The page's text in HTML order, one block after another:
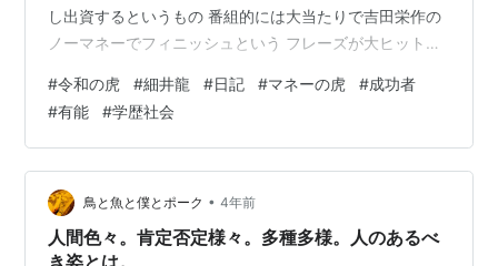
し出資するというもの 番組的には大当たりで吉田栄作の
ノーマネーでフィニッシュという フレーズが大ヒットし
て来た今見ると これがなかなか面白い このプログラムに
出ている出資者に 細井龍という青年がいる 彼は中々のイ
ケメンで開業医のほか 学習塾の経営もしている多才ぶり
ぼくも彼と同じくらいの時会社を やっていたが無能のぼ
くとは雲泥の 差があり彼は超有能だと思う ぼくが今住む
千葉…
#令和の虎 #細井龍 #日記 #マネーの虎 #成功者
#有能 #学歴社会
鳥と魚と僕とポーク • 4年前
人間色々。肯定否定様々。多種多様。人のあるべ
き姿とは。